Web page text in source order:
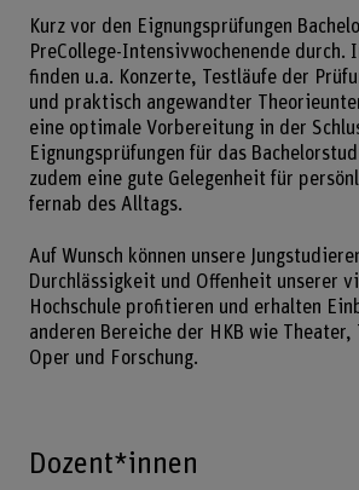
Kurz vor den Eignungsprüfungen
PreCollege-Intensivwochenende durch.
finden u.a. Konzerte, Testläufe der
und praktisch angewandter
eine optimale Vorbereitung in der
Eignungsprüfungen für das
zudem eine gute Gelegenheit für
fernab des Alltags.
Auf Wunsch können unsere
Durchlässigkeit und Offenheit unserer
Hochschule profitieren und erhalten
anderen Bereiche der HKB wie Theater,
Oper und Forschung.
Dozent*innen